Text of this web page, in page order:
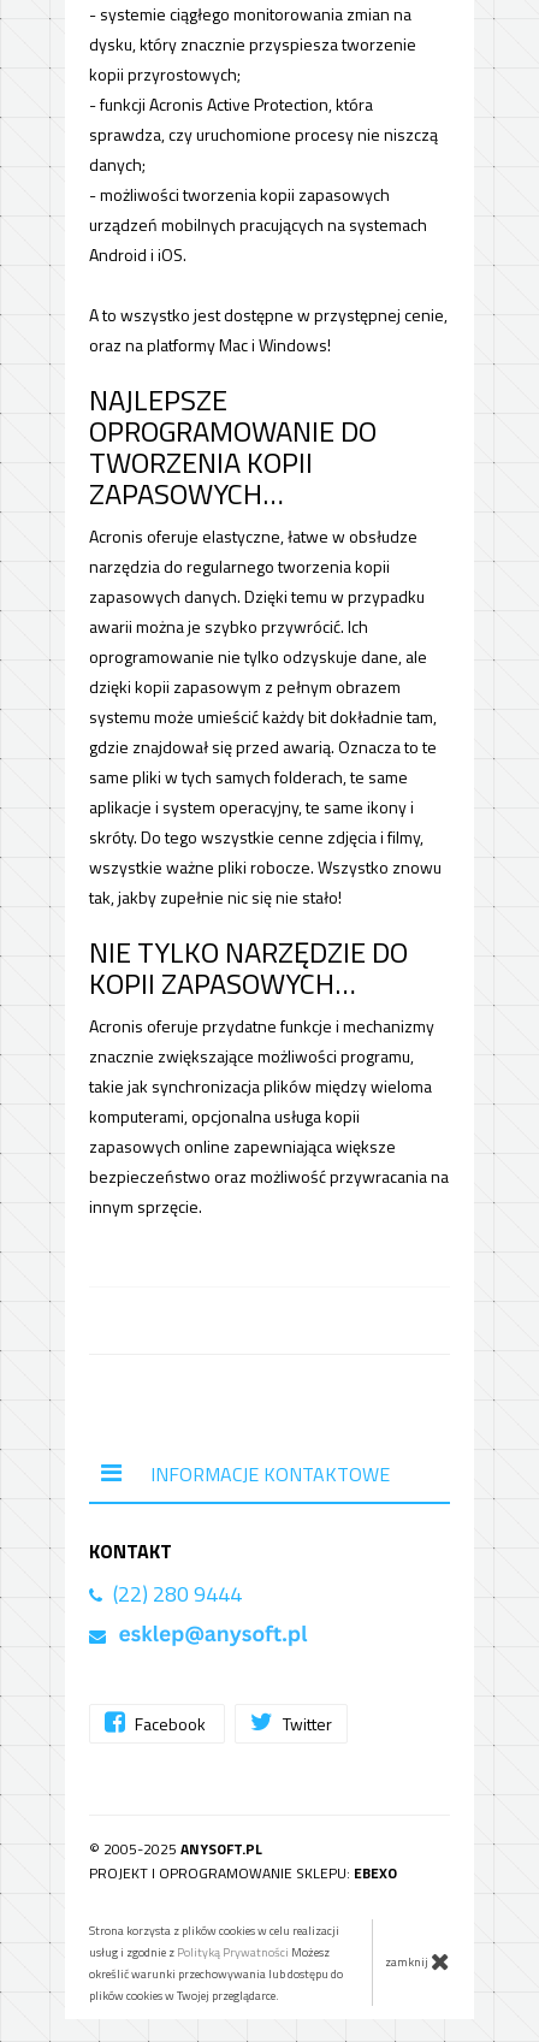
- systemie ciągłego monitorowania zmian na
dysku, który znacznie przyspiesza tworzenie
kopii przyrostowych;
- funkcji Acronis Active Protection, która
sprawdza, czy uruchomione procesy nie niszczą
danych;
- możliwości tworzenia kopii zapasowych
urządzeń mobilnych pracujących na systemach
Android i iOS.
A to wszystko jest dostępne w przystępnej cenie,
oraz na platformy Mac i Windows!
NAJLEPSZE
OPROGRAMOWANIE DO
TWORZENIA KOPII
ZAPASOWYCH…
Acronis oferuje elastyczne, łatwe w obsłudze
narzędzia do regularnego tworzenia kopii
zapasowych danych. Dzięki temu w przypadku
awarii można je szybko przywrócić. Ich
oprogramowanie nie tylko odzyskuje dane, ale
dzięki kopii zapasowym z pełnym obrazem
systemu może umieścić każdy bit dokładnie tam,
gdzie znajdował się przed awarią. Oznacza to te
same pliki w tych samych folderach, te same
aplikacje i system operacyjny, te same ikony i
skróty. Do tego wszystkie cenne zdjęcia i filmy,
wszystkie ważne pliki robocze. Wszystko znowu
tak, jakby zupełnie nic się nie stało!
NIE TYLKO NARZĘDZIE DO
KOPII ZAPASOWYCH…
Acronis oferuje przydatne funkcje i mechanizmy
znacznie zwiększające możliwości programu,
takie jak synchronizacja plików między wieloma
komputerami, opcjonalna usługa kopii
zapasowych online zapewniająca większe
bezpieczeństwo oraz możliwość przywracania na
innym sprzęcie.
INFORMACJE KONTAKTOWE
KONTAKT
(22) 280 9444
Facebook Twitter
© 2005-2025 ANYSOFT.PL
PROJEKT I OPROGRAMOWANIE SKLEPU: EBEXO
Strona korzysta z plików cookies w celu realizacji
usług i zgodnie z Polityką Prywatności Możesz
określić warunki przechowywania lub dostępu do
plików cookies w Twojej przeglądarce.
zamknij